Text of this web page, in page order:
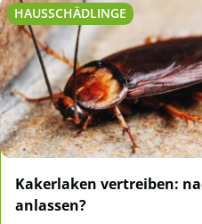
HAUSSCHÄDLINGE
Kakerlaken vertreiben:
anlassen?